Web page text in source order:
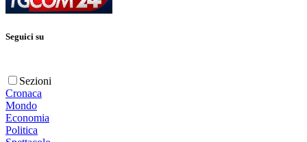
Seguici su
Sezioni
Cronaca
Mondo
Economia
Politica